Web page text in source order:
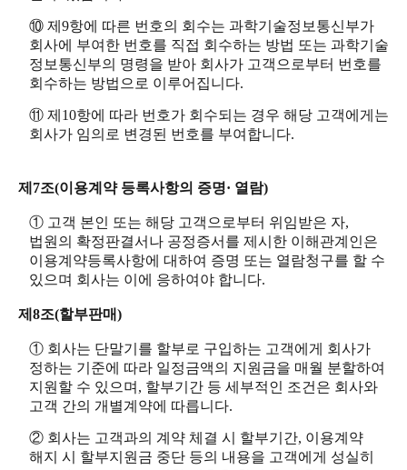
⑩ 제9항에 따른 번호의 회수는 과학기술정보통신부가
회사에 부여한 번호를 직접 회수하는 방법 또는 과학기술
정보통신부의 명령을 받아 회사가 고객으로부터 번호를
회수하는 방법으로 이루어집니다.
⑪ 제10항에 따라 번호가 회수되는 경우 해당 고객에게는
회사가 임의로 변경된 번호를 부여합니다.
제7조(이용계약 등록사항의 증명· 열람)
① 고객 본인 또는 해당 고객으로부터 위임받은 자,
법원의 확정판결서나 공정증서를 제시한 이해관계인은
이용계약등록사항에 대하여 증명 또는 열람청구를 할 수
있으며 회사는 이에 응하여야 합니다.
제8조(할부판매)
① 회사는 단말기를 할부로 구입하는 고객에게 회사가
정하는 기준에 따라 일정금액의 지원금을 매월 분할하여
지원할 수 있으며, 할부기간 등 세부적인 조건은 회사와
고객 간의 개별계약에 따릅니다.
② 회사는 고객과의 계약 체결 시 할부기간, 이용계약
해지 시 할부지원금 중단 등의 내용을 고객에게 성실히